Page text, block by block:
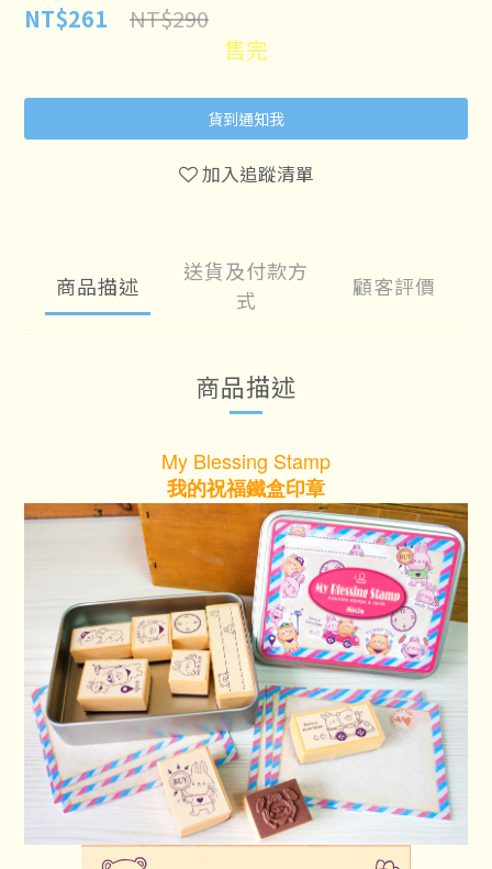
NT$261 NT$290
售完
貨到通知我
加入追蹤清單
商品描述
送貨及付款方
式
顧客評價
商品描述
My Blessing Stamp
我的祝福鐵盒印章